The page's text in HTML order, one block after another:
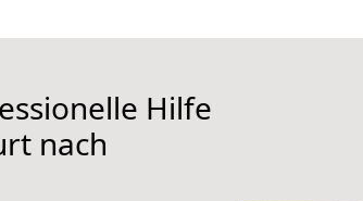
Hilfe
nach